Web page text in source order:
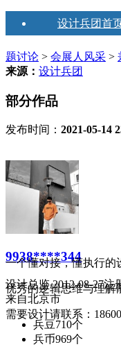
设计兵团首
题讨论 > 会展人风采 >
来源： 设计兵团
部分作品
发布时间： 2021-05-14
9938****344
设计总监 2012-08-27注
来自北京市
兵豆710个
兵币969个
一个懂对接，懂执行的
优秀的逻辑思维与理解
需要设计请联系：